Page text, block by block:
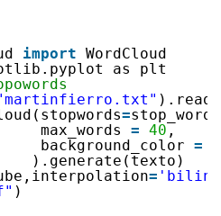
import WordCloud
as plt
=
max_words = 40 ,
background_color =
).generate(texto)
=
)